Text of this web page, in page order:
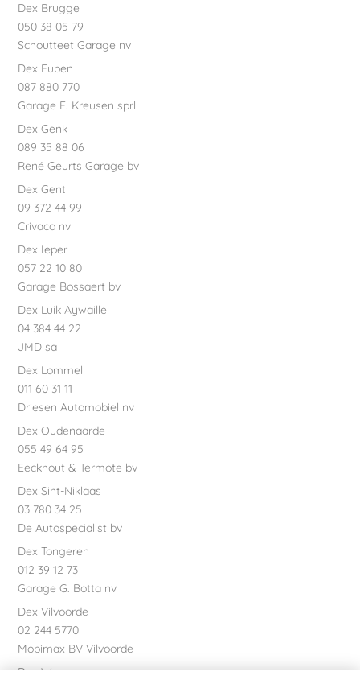
Dex Brugge
050 38 05 79
Schoutteet Garage nv
Dex Eupen
087 880 770
Garage E. Kreusen sprl
Dex Genk
089 35 88 06
René Geurts Garage bv
Dex Gent
09 372 44 99
Crivaco nv
Dex Ieper
057 22 10 80
Garage Bossaert bv
Dex Luik Aywaille
04 384 44 22
JMD sa
Dex Lommel
011 60 31 11
Driesen Automobiel nv
Dex Oudenaarde
055 49 64 95
Eeckhout & Termote bv
Dex Sint-Niklaas
03 780 34 25
De Autospecialist bv
Dex Tongeren
012 39 12 73
Garage G. Botta nv
Dex Vilvoorde
02 244 5770
Mobimax BV Vilvoorde
Dex Waregem